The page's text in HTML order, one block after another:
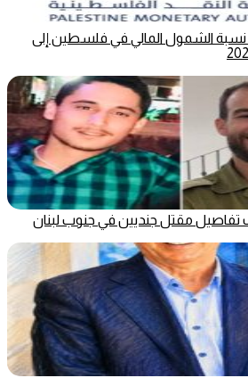
نسبة الشمول المالي في فلسطين إلى
مقتل جنديين في جنوب لبنان